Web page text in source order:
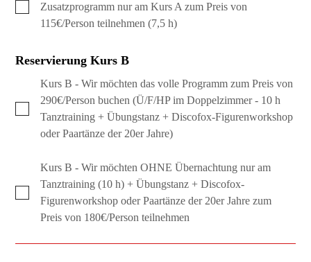
Zusatzprogramm nur am Kurs A zum Preis von
115€/Person teilnehmen (7,5 h)
Reservierung Kurs B
Kurs B - Wir möchten das volle Programm zum Preis von
290€/Person buchen (Ü/F/HP im Doppelzimmer - 10 h
Tanztraining + Übungstanz + Discofox-Figurenworkshop
oder Paartänze der 20er Jahre)
Kurs B - Wir möchten OHNE Übernachtung nur am
Tanztraining (10 h) + Übungstanz + Discofox-
Figurenworkshop oder Paartänze der 20er Jahre zum
Preis von 180€/Person teilnehmen